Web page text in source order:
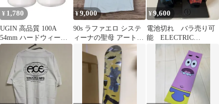
¥ 1,780
UGIN 高品質 100A
54mm ハードウィール
4個セット スケートボ
¥9,000
90s ラファエロ システ
ィーナの聖母 アートT
シャツ USA製
¥9,600
電池切れ バラ売り可
能 ELECTRIC